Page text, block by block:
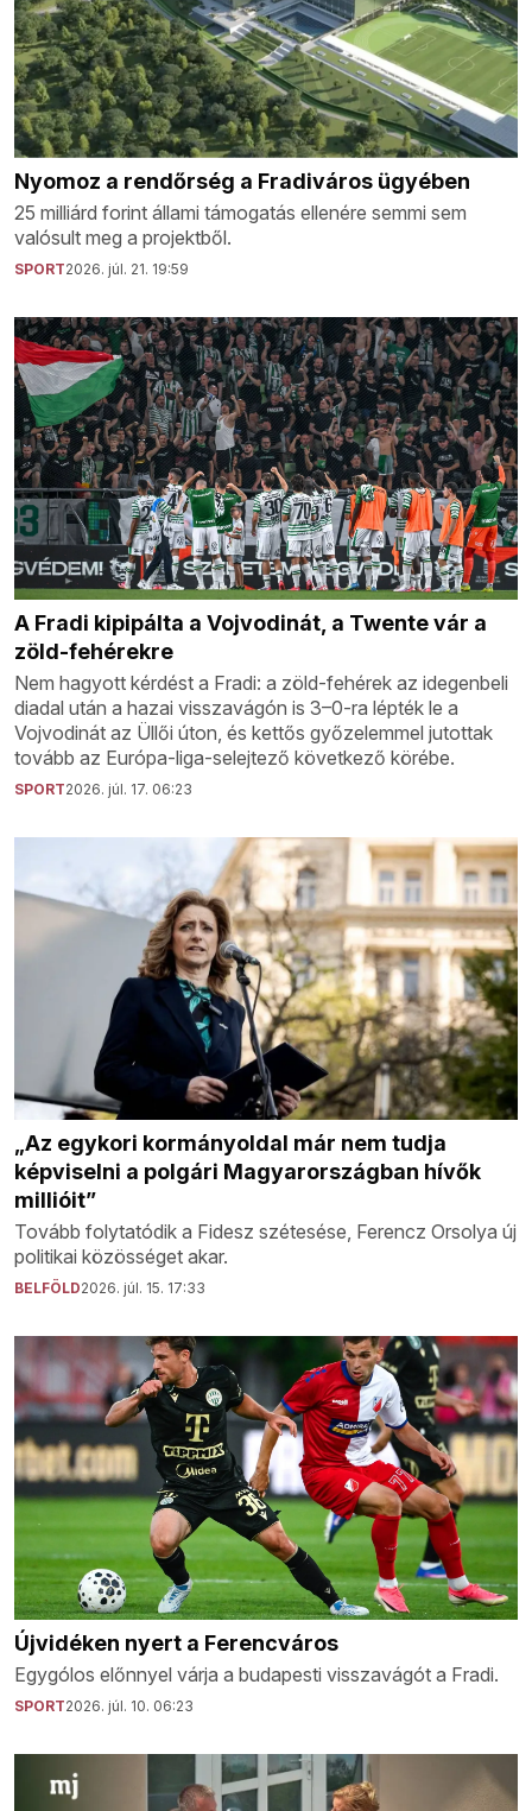
Nyomoz a rendőrség a Fradiváros ügyében
25 milliárd forint állami támogatás ellenére semmi sem
valósult meg a projektből.
SPORT2026. júl. 21. 19:59
A Fradi kipipálta a Vojvodinát, a Twente vár a
zöld-fehérekre
Nem hagyott kérdést a Fradi: a zöld-fehérek az idegenbeli
diadal után a hazai visszavágón is 3–0-ra lépték le a
Vojvodinát az Üllői úton, és kettős győzelemmel jutottak
tovább az Európa-liga-selejtező következő körébe.
SPORT2026. júl. 17. 06:23
„Az egykori kormányoldal már nem tudja
képviselni a polgári Magyarországban hívők
millióit”
Tovább folytatódik a Fidesz szétesése, Ferencz Orsolya új
politikai közösséget akar.
BELFÖLD2026. júl. 15. 17:33
Újvidéken nyert a Ferencváros
Egygólos előnnyel várja a budapesti visszavágót a Fradi.
SPORT2026. júl. 10. 06:23